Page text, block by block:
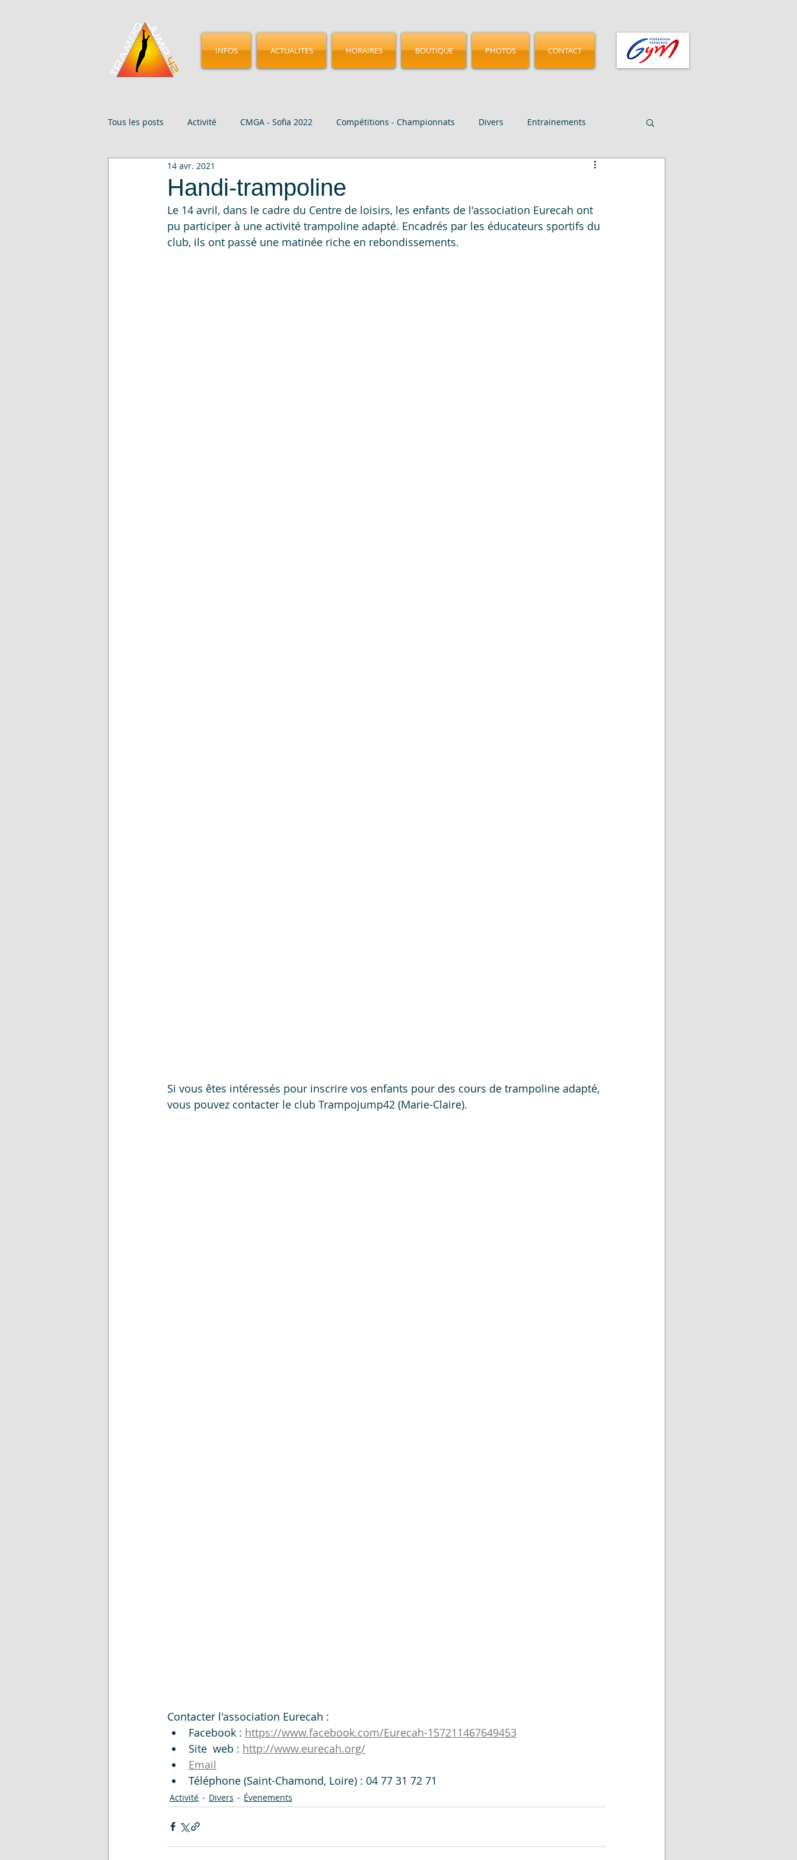
INFOS ACTUALITES HORAIRES BOUTIQUE PHOTOS CONTACT
Tous les posts Activité CMGA - Sofia 2022 Compétitions - Championnats Divers Entrainements
Évenements Presse CMGA - Pamplona 2025
Handi-trampoline
14 avr. 2021
Le 14 avril, dans le cadre du Centre de loisirs, les enfants de l'association Eurecah ont
pu participer à une activité trampoline adapté. Encadrés par les éducateurs sportifs du
club, ils ont passé une matinée riche en rebondissements.
Si vous êtes intéressés pour inscrire vos enfants pour des cours de trampoline adapté,
vous pouvez contacter le club Trampojump42 (Marie-Claire).
Contacter l'association Eurecah :
Facebook : https://www.facebook.com/Eurecah-157211467649453
Site  web : http://www.eurecah.org/
Email
Téléphone (Saint-Chamond, Loire) : 04 77 31 72 71
Activité Divers Évenements